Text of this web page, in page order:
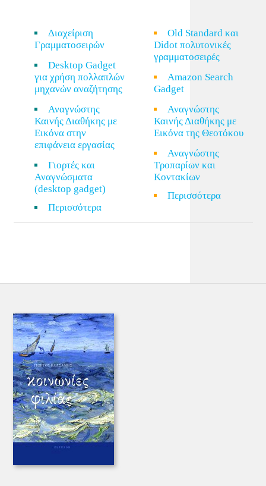
Διαχείριση
Γραμματοσειρών
Desktop Gadget
για χρήση πολλαπλών
μηχανών αναζήτησης
Αναγνώστης
Καινής Διαθήκης με
Εικόνα στην
επιφάνεια εργασίας
Γιορτές και
Αναγνώσματα
(desktop gadget)
Περισσότερα
Old Standard και
Didot πολυτονικές
γραμματοσειρές
Amazon Search
Gadget
Αναγνώστης
Καινής Διαθήκης με
Εικόνα της Θεοτόκου
Αναγνώστης
Τροπαρίων και
Κοντακίων
Περισσότερα